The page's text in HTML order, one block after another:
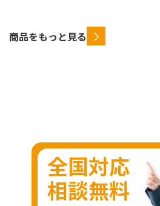
商品をもっと見る
全国対応
相談無料